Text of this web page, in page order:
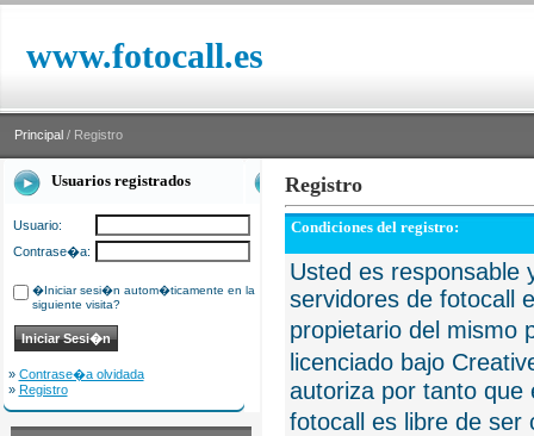
www.fotocall.es
Principal / Registro
Usuarios registrados
Usuario:
Contrase�a:
�Iniciar sesi�n autom�ticamente en la
siguiente visita?
» Contrase�a olvidada
» Registro
Registro
Condiciones del registro:
Usted es responsable
servidores de fotocall
propietario del mismo
licenciado bajo
autoriza por tanto que
fotocall es libre de